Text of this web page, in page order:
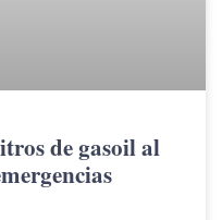
de gasoil al